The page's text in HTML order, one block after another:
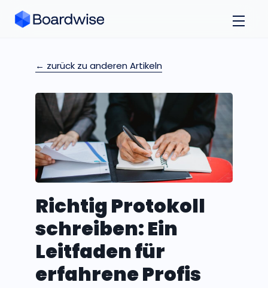
← zurück zu anderen Artikeln
Richtig Protokoll
schreiben: Ein
Leitfaden für
erfahrene Profis